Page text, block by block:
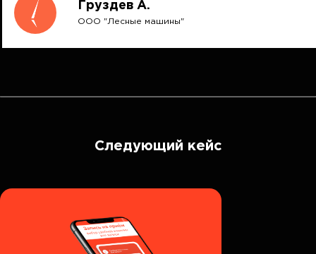
функционалу, до внедрения на наших
информационных системах были выполнены на
необходимые решения для дальнейшего
партнера в сфере проектирования и разработки
Груздев А.
ООО "Лесные машины"
Следующий кейс